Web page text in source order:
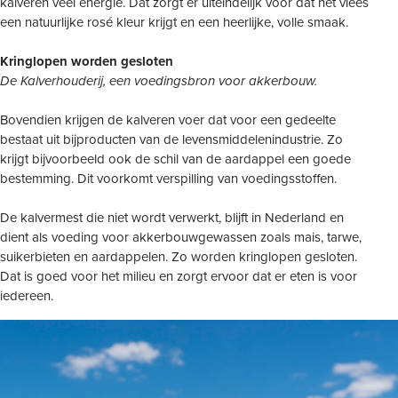
een natuurlijke rosé kleur krijgt en een heerlijke, volle smaak.
Kringlopen worden gesloten
De Kalverhouderij, een voedingsbron voor akkerbouw.
Bovendien krijgen de kalveren voer dat voor een gedeelte
bestaat uit bijproducten van de levensmiddelenindustrie. Zo
krijgt bijvoorbeeld ook de schil van de aardappel een goede
bestemming. Dit voorkomt verspilling van voedingsstoffen.
De kalvermest die niet wordt verwerkt, blijft in Nederland en
dient als voeding voor akkerbouwgewassen zoals mais, tarwe,
suikerbieten en aardappelen. Zo worden kringlopen gesloten.
Dat is goed voor het milieu en zorgt ervoor dat er eten is voor
iedereen.